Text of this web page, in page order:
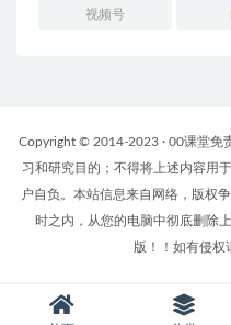
视频号
Copyright © 2014-2023 · 00课堂免
习和研究目的；不得将上述内容用
户自负。本站信息来自网络，版权
时之内，从您的电脑中彻底删除
版！！如有侵权